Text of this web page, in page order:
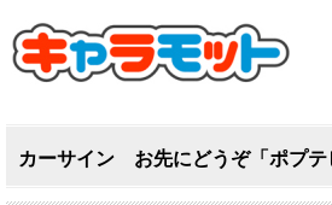
カーサイン お先にどうぞ「ポプテ